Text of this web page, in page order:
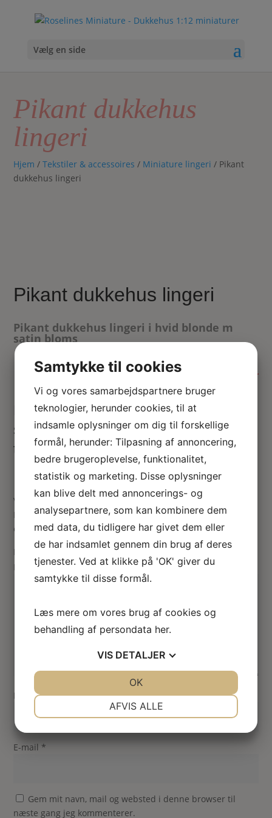
Vælg en side
Pikant dukkehus
lingeri
Hjem /Tekstiler & accessoires / Miniature lingeri / Pikant
dukkehus lingeri
Pikant dukkehus lingeri
Pikant dukkehus lingeri i hvid blonde m
satin bloms
kr.
Ikke på lager
Pikant miniature lingeri – hvidt blonde
sæt bestående af hofteholder, BH og
trusser
Vær den første til at anmelde “Pikant dukkehus lingeri”
Din e-mailadresse vil ikke blive publiceret. Krævede felter
er markeret med*
Din vurdering
Din anmeldelse *
Navn*
E-mail*
Gem mit navn, mail og websted i denne browser til
næste gang jeg kommenterer.
Samtykke til cookies
Vi og vores samarbejdspartnere bruger
teknologier, herunder cookies, til at
indsamle oplysninger om dig til forskellige
formål, herunder: Tilpasning af annoncering,
bedre brugeroplevelse, funktionalitet,
statistik og marketing. Disse oplysninger
kan blive delt med annoncerings- og
analysepartnere, som kan kombinere dem
med data, du tidligere har givet dem eller
de har indsamlet gennem din brug af deres
tjenester. Ved at klikke på 'OK' giver du
samtykke til disse formål.
Læs mere om vores brug af cookies og
behandling af persondata her.
VIS DETALJER
AFVIS ALLE
OK